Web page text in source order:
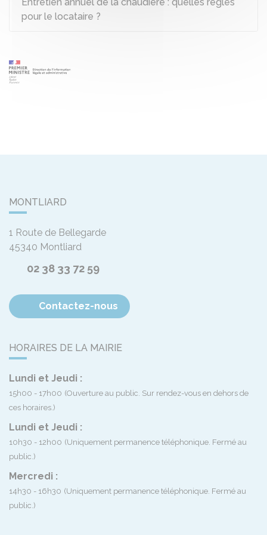
pour le locataire ?
MONTLIARD
1 Route de Bellegarde
45340 Montliard
02 38 33 72 59
Contactez-nous
HORAIRES DE LA MAIRIE
Lundi et Jeudi :
15h00 - 17h00 (Ouverture au public. Sur rendez-vous en dehors de
ces horaires.)
Lundi et Jeudi :
10h30 - 12h00 (Uniquement permanence téléphonique. Fermé au
public.)
Mercredi :
14h30 - 16h30 (Uniquement permanence téléphonique. Fermé au
public.)